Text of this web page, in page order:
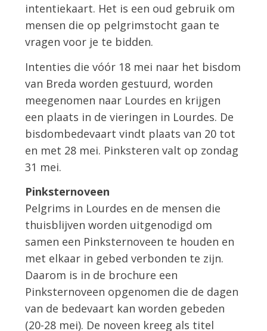
intentiekaart. Het is een oud gebruik om
mensen die op pelgrimstocht gaan te
vragen voor je te bidden.
Intenties die vóór 18 mei naar het bisdom
van Breda worden gestuurd, worden
meegenomen naar Lourdes en krijgen
een plaats in de vieringen in Lourdes. De
bisdombedevaart vindt plaats van 20 tot
en met 28 mei. Pinksteren valt op zondag
31 mei.
Pinksternoveen
Pelgrims in Lourdes en de mensen die
thuisblijven worden uitgenodigd om
samen een Pinksternoveen te houden en
met elkaar in gebed verbonden te zijn.
Daarom is in de brochure een
Pinksternoveen opgenomen die de dagen
van de bedevaart kan worden gebeden
(20-28 mei). De noveen kreeg als titel